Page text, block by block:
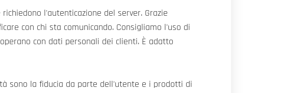
l'autenticazione del server. Grazie
con chi sta comunicando. Consigliamo l'uso di
con dati personali dei clienti. È adatto
sono la fiducia da parte dell'utente e i prodotti di